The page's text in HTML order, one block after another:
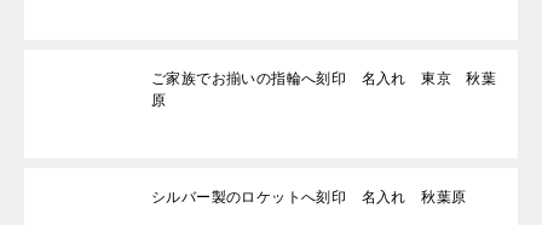
ご家族でお揃いの指輪へ刻印 名入れ 東京 秋葉
原
シルバー製のロケットへ刻印 名入れ 秋葉原